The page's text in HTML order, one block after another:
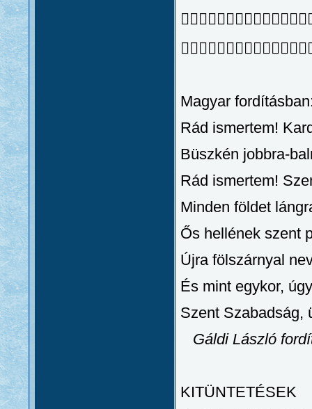
Magyar
Rád ismertem!
Büszkén jobbra-
Rád ismertem!
Minden földet
Ős hellének szent
Újra fölszárnyal
És mint egykor,
Szent Szabadság,
Gáldi László
KITÜNTETÉSEK